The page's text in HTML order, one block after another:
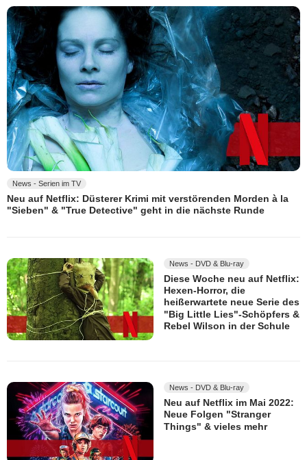
News - Serien im TV
Neu auf Netflix: Düsterer Krimi mit verstörenden Morden à la
"Sieben" & "True Detective" geht in die nächste Runde
News - DVD & Blu-ray
Diese Woche neu auf Netflix:
Hexen-Horror, die
heißerwartete neue Serie des
"Big Little Lies"-Schöpfers &
Rebel Wilson in der Schule
News - DVD & Blu-ray
Neu auf Netflix im Mai 2022:
Neue Folgen "Stranger
Things" & vieles mehr